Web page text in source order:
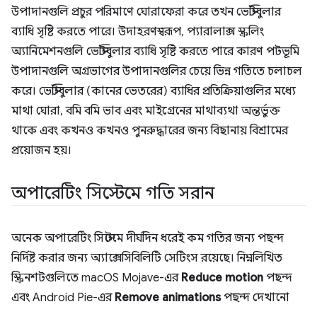
উপাদানগুলি প্রচুর পরিমাণে ঘোরাফেরা করে তখন ভেস্টিবুলার
ব্যাধি সৃষ্টি করতে পারে। উদাহরণস্বরূপ, প্যারালাক্স স্ক্রলিং
অ্যানিমেশনগুলি ভেস্টিবুলার ব্যাধি সৃষ্টি করতে পারে কারণ পটভূমি
উপাদানগুলি অগ্রভাগের উপাদানগুলির চেয়ে ভিন্ন গতিতে চলাচল
করে। ভেস্টিবুলার (কানের ভেতরের) ব্যাধির প্রতিক্রিয়াগুলির মধ্যে
মাথা ঘোরা, বমি বমি ভাব এবং মাইগ্রেনের মাথাব্যথা অন্তর্ভুক্ত
থাকে এবং কখনও কখনও পুনরুদ্ধারের জন্য বিছানায় বিশ্রামের
প্রয়োজন হয়।
অপারেটিং সিস্টেমে গতি সরান
অনেক অপারেটিং সিস্টেমে দীর্ঘদিন ধরেই কম গতির জন্য পছন্দ
নির্দিষ্ট করার জন্য অ্যাক্সেসিবিলিটি সেটিংস রয়েছে। নিম্নলিখিত
স্ক্রিনশটগুলিতে macOS Mojave-এর Reduce motion পছন্দ
এবং Android Pie-এর Remove animationsপছন্দ দেখানো